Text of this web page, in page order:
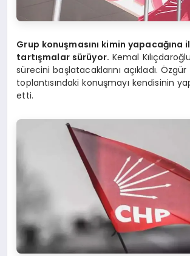
Grup konuşmasını kimin yapacağına
tartışmalar sürüyor. Kemal
sürecini başlatacaklarını açıkladı.
toplantısındaki konuşmayı kendisinin
etti.